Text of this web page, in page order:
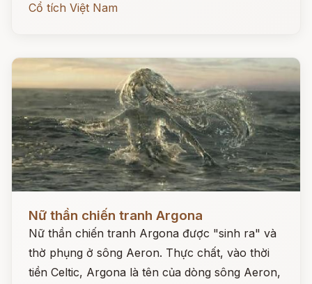
Cổ tích Việt Nam
Nữ thần chiến tranh Argona
Nữ thần chiến tranh Argona được "sinh ra" và
thờ phụng ở sông Aeron. Thực chất, vào thời
tiền Celtic, Argona là tên của dòng sông Aeron,